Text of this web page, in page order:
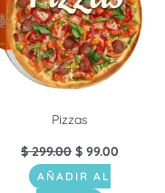
Pizzas
$299.00 $ 99.00
AÑADIR AL